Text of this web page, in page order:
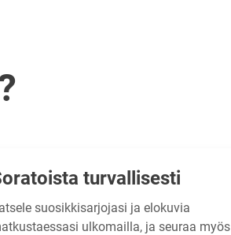
turvallisesti
suosikkisarjojasi ja elokuvia
ulkomailla, ja seuraa myös